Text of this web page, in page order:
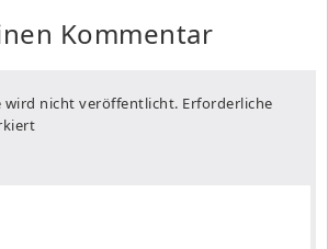
Kommentar
wird nicht veröffentlicht. Erforderliche